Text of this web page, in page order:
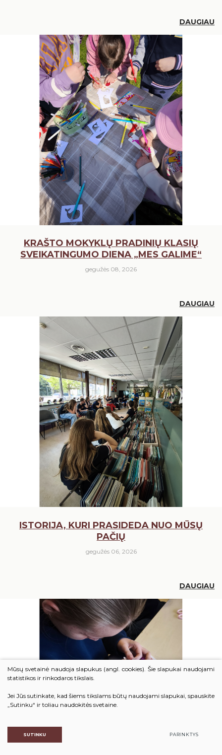
DAUGIAU
KRAŠTO MOKYKLŲ PRADINIŲ KLASIŲ
SVEIKATINGUMO DIENA „MES GALIME“
gegužės 08, 2026
DAUGIAU
ISTORIJA, KURI PRASIDEDA NUO MŪSŲ
PAČIŲ
gegužės 06, 2026
DAUGIAU
Mūsų svetainė naudoja slapukus (angl. cookies). Šie slapukai naudojami
statistikos ir rinkodaros tikslais.
Jei Jūs sutinkate, kad šiems tikslams būtų naudojami slapukai, spauskite
„Sutinku“ ir toliau naudokitės svetaine.
SUTINKU PARINKTYS